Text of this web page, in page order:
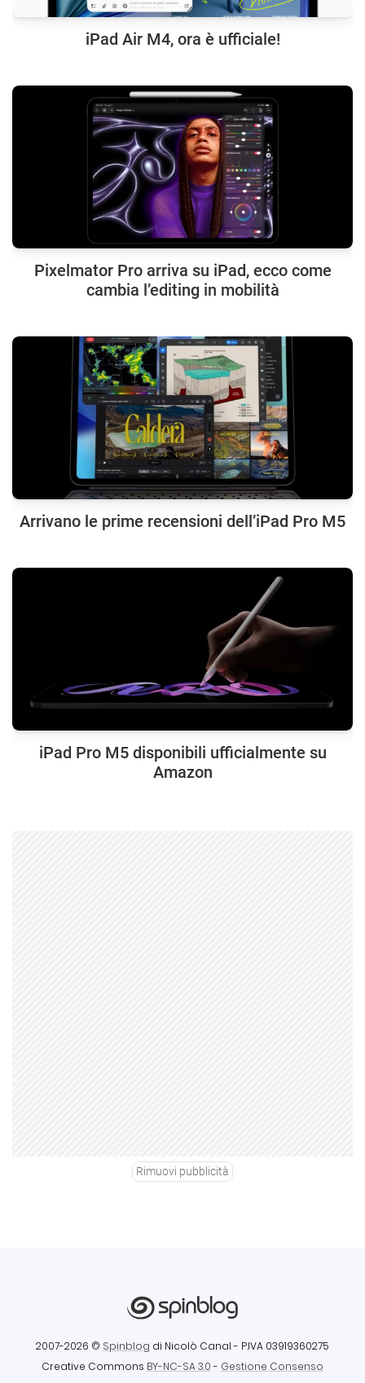
iPad Air M4, ora è ufficiale!
Pixelmator Pro arriva su iPad, ecco come
cambia l’editing in mobilità
Arrivano le prime recensioni dell’iPad Pro M5
iPad Pro M5 disponibili ufficialmente su
Amazon
Rimuovi pubblicità
2007-2026 © Spinblog di Nicolò Canal - P.IVA 03919360275
Creative Commons BY-NC-SA 3.0- Gestione Consenso